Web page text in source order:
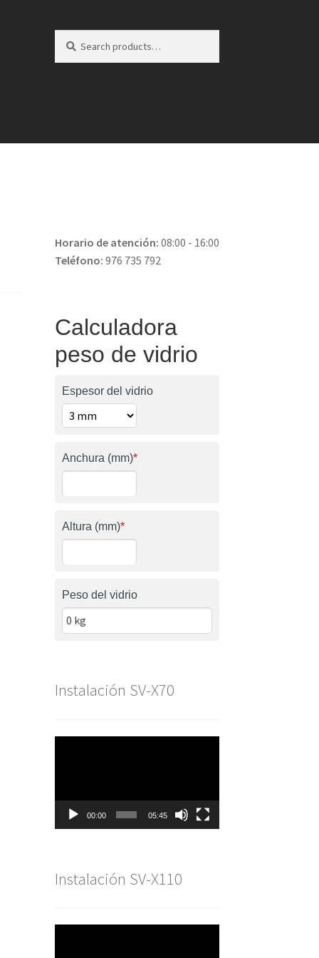
for:
Horario de atención: 08:00 - 16:00
Teléfono: 976 735 792
Calculadora
peso de vidrio
Espesor del vidrio
Anchura (mm)*
Altura (mm)*
Peso del vidrio
Instalación SV-X70
00:00 05:45
Instalación SV-X110